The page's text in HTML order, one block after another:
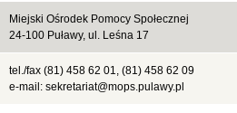
Miejski Ośrodek Pomocy Społecznej
24-100 Puławy, ul. Leśna 17
tel./fax (81) 458 62 01, (81) 458 62 09
e-mail: sekretariat@mops.pulawy.pl